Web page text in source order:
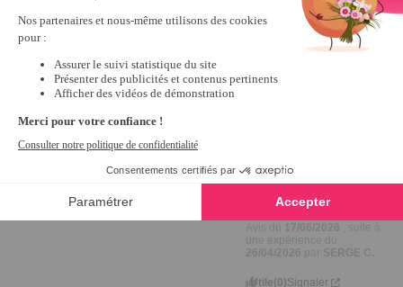
Très pratique pour pas
cher
15/07/2026 , suite à
03/06/2026
Avis vérifié
teint bien sa promesse
26/04/2026
SERGE C.
Utile(0)Signaler